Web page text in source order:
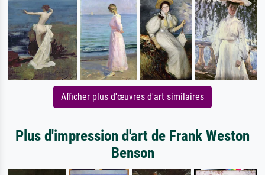
Afficher plus d'œuvres d'art similaires
Plus d'impression d'art de Frank Weston
Benson